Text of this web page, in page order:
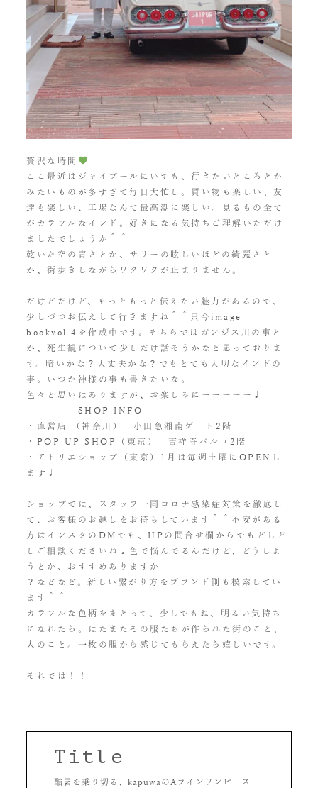
贅沢な時間
ここ最近はジャイプールにいても、行きたいところとか
みたいものが多すぎて毎日大忙し。買い物も楽しい、友
達も楽しい、工場なんて最高潮に楽しい。見るもの全て
がカラフルなインド。好きになる気持ちご理解いただけ
ましたでしょうか＾＾
乾いた空の青さとか、サリーの眩しいほどの綺麗さと
か、街歩きしながらワクワクが止まりません。
だけどだけど、もっともっと伝えたい魅力があるので、
少しづつお伝えして行きますね＾＾只今image
bookvol.4を作成中です。そちらではガンジス川の事と
か、死生観について少しだけ話そうかなと思っておりま
す。暗いかな？大丈夫かな？でもとても大切なインドの
事。いつか神様の事も書きたいな。
色々と思いはありますが、お楽しみにーーーーー♩
—————SHOP INFO—————
・直営店 （神奈川） 小田急湘南ゲート2階
・POP UP SHOP（東京） 吉祥寺パルコ2階
・アトリエショップ（東京）1月は毎週土曜にOPENし
ます♩
ショップでは、スタッフ一同コロナ感染症対策を徹底し
て、お客様のお越しをお待ちしています＾＾不安がある
方はインスタのDMでも、HPの問合せ欄からでもどしど
しご相談くださいね♩色で悩んでるんだけど、どうしよ
うとか、おすすめありますか
？などなど。新しい繋がり方をブランド側も模索してい
ます＾＾
カラフルな色柄をまとって、少しでもね、明るい気持ち
になれたら。はたまたその服たちが作られた街のこと、
人のこと。一枚の服から感じてもらえたら嬉しいです。
それでは！！
Title
酷暑を乗り切る、kapuwaのAラインワンピース